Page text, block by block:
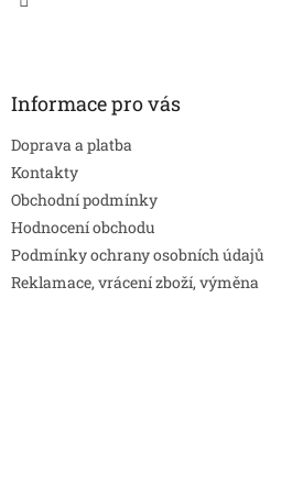
Informace pro vás
Doprava a platba
Kontakty
Obchodní podmínky
Hodnocení obchodu
Podmínky ochrany osobních údajů
Reklamace, vrácení zboží, výměna